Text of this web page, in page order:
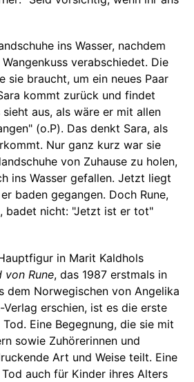
ins Wasser, nachdem
verabschiedet. Die
sie braucht, um ein neues Paar
kommt zurück und findet
sieht aus, als wäre er mit allen
(o.P). Das denkt Sara, als
Nur ganz kurz war sie
von Zuhause zu holen,
ins Wasser gefallen. Jetzt liegt
baden gegangen. Doch Rune,
badet nicht: "Jetzt ist er tot"
in Marit Kaldhols
von Rune, das 1987 erstmals in
dem Norwegischen von Angelika
Verlag erschien, ist es die erste
Eine Begegnung, die sie mit
sowie Zuhörerinnen und
Art und Weise teilt. Eine
auch für Kinder ihres Alters